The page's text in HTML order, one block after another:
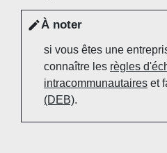
editÀ noter
si vous êtes une
connaître les règles
intracommunautaires et
(DEB).